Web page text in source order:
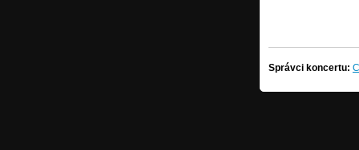
Správci koncertu: